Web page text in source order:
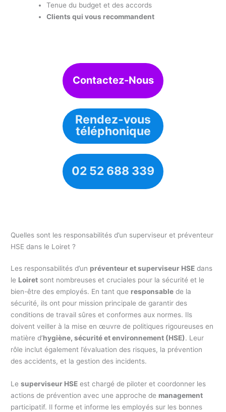
Tenue du budget et des accords
Clients qui vous recommandent
Contactez-Nous
Rendez-vous
téléphonique
02 52 688 339
Quelles sont les responsabilités d’un superviseur et préventeur
HSE dans le Loiret ?
Les responsabilités d’un préventeur et superviseur HSE dans
le Loiret sont nombreuses et cruciales pour la sécurité et le
bien-être des employés. En tant que responsable de la
sécurité, ils ont pour mission principale de garantir des
conditions de travail sûres et conformes aux normes. Ils
doivent veiller à la mise en œuvre de politiques rigoureuses en
matière d’hygiène, sécurité et environnement (HSE). Leur
rôle inclut également l’évaluation des risques, la prévention
des accidents, et la gestion des incidents.
Lesuperviseur HSE est chargé de piloter et coordonner les
actions de prévention avec une approche de management
participatif. Il forme et informe les employés sur les bonnes